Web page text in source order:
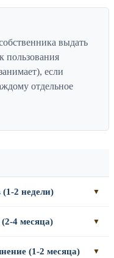
выдать
пользования
если
отдельное
(1-2 недели) ▼
(2-4 месяца) ▼
(1-2 месяца) ▼